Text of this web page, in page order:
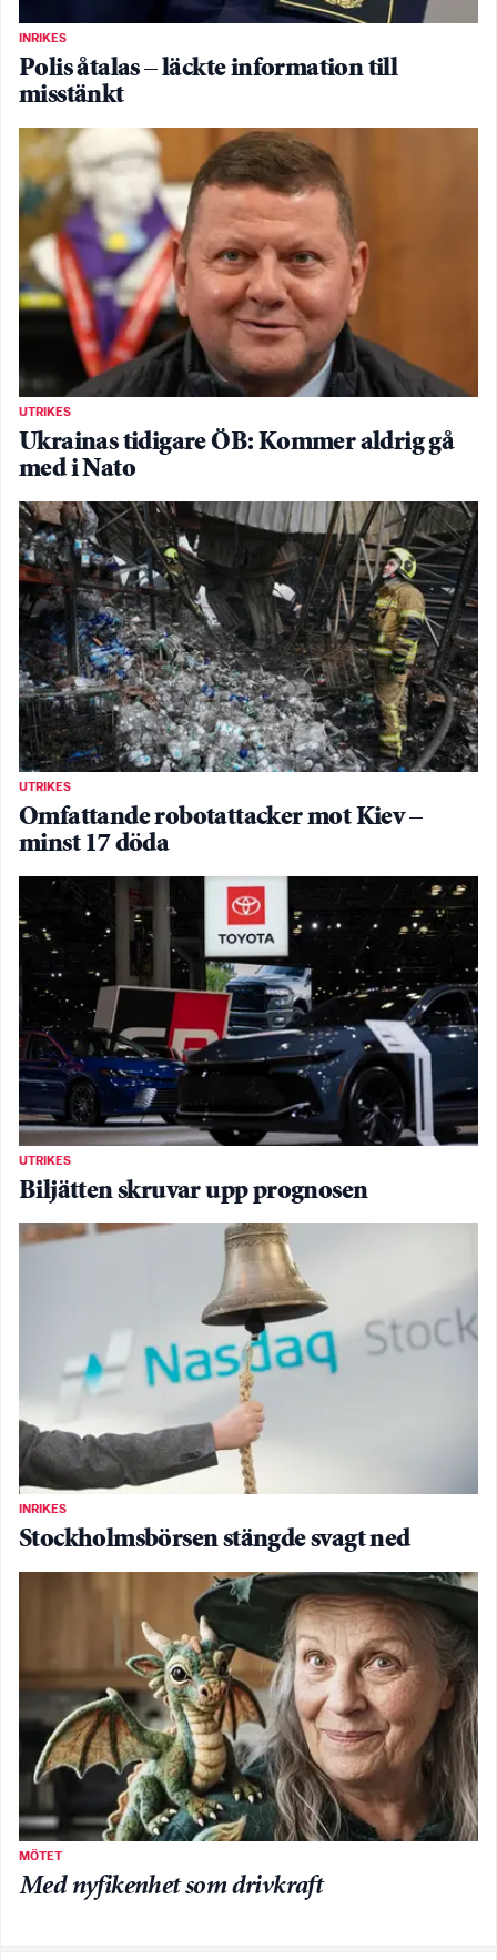
INRIKES
Polis åtalas – läckte information till
misstänkt
UTRIKES
Ukrainas tidigare ÖB: Kommer aldrig gå
med i Nato
UTRIKES
Omfattande robotattacker mot Kiev –
minst 17 döda
UTRIKES
Biljätten skruvar upp prognosen
INRIKES
Stockholmsbörsen stängde svagt ned
MÖTET
Med nyfikenhet som drivkraft